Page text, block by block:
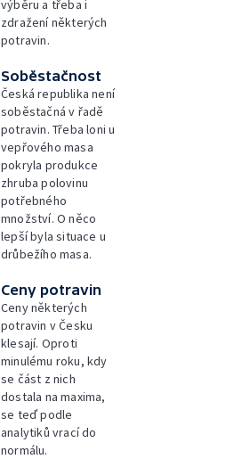
výběru a třeba i
zdražení některých
potravin.
Soběstačnost
Česká republika není
soběstačná v řadě
potravin. Třeba loni u
vepřového masa
pokryla produkce
zhruba polovinu
potřebného
množství. O něco
lepší byla situace u
drůbežího masa.
Ceny potravin
Ceny některých
potravin v Česku
klesají. Oproti
minulému roku, kdy
se část z nich
dostala na maxima,
se teď podle
analytiků vrací do
normálu.